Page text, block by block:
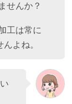
せんか？
工は常に
よね。